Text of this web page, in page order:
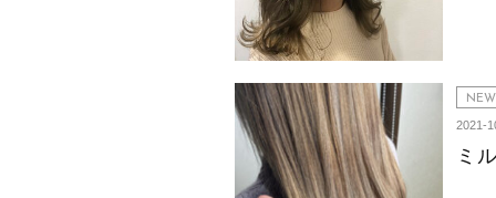
2021-
ミ